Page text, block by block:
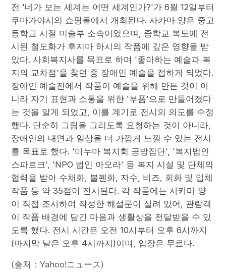
전 '네가 보는 세계는 어떤 세계인가?'가 6월 12일부터
쿠마가야시의 쇼핑몰에서 개최된다. 사카마 양은 중고
등학교 시절 미술부 소속이었으며, 중학교 복도에 전
시된 철도화가 후지마 하시의 작품에 깊은 영향을 받
았다. 사회복지사를 목표로 하며 '좋아하는 예술과 복
지의 교차점'을 찾던 중 장애인 예술을 접하게 되었다.
장애인 예술전에서 작품이 예술을 위해 만든 것이 아
니라 자기 표현과 소통을 위한 '부품'으로 만들어졌다
는 것을 알게 되었고, 이를 계기로 전시의 의도를 수정
했다. 단순히 그림을 그리도록 요청하는 것이 아니라,
장애인의 내면과 일상을 더 가깝게 느낄 수 있는 전시
를 목표로 했다. '미누마 복지회 공방집단', '복지법인
스파르크', 'NPO 법인 아오라' 등 복지 시설 및 단체의
협력을 받아 수채화, 볼펜화, 자수, 비즈, 회화 및 입체
작품 등 약 35점이 전시된다. 각 작품에는 사카마 양
이 직접 조사하여 작성한 해설문이 실려 있어, 관람객
이 작품 배경에 담긴 마음과 생활상을 전달받을 수 있
도록 했다. 전시 시간은 오전 10시부터 오후 6시까지
(마지막 날은 오후 4시까지)이며, 입장은 무료다.
(출처：Yahoo!ニュース)